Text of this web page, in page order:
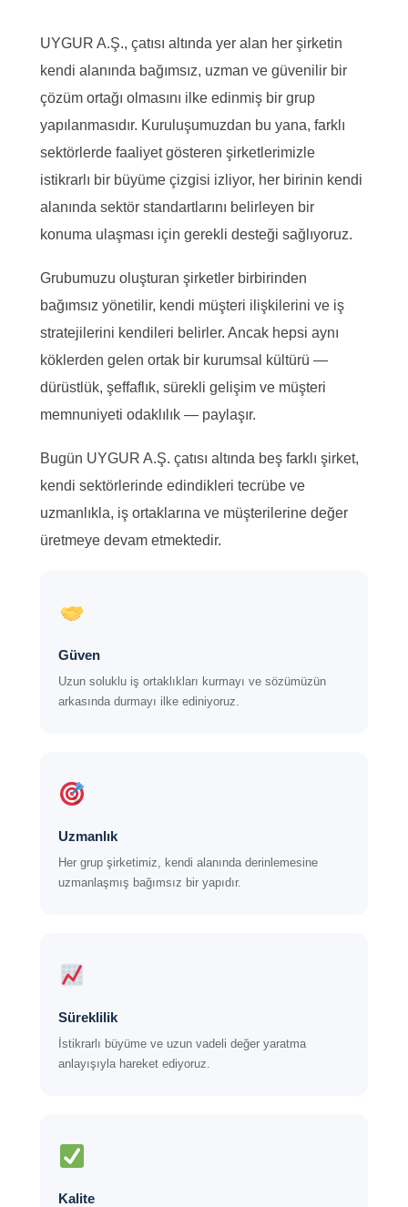
UYGUR A.Ş., çatısı altında yer alan her şirketin
kendi alanında bağımsız, uzman ve güvenilir bir
çözüm ortağı olmasını ilke edinmiş bir grup
yapılanmasıdır. Kuruluşumuzdan bu yana, farklı
sektörlerde faaliyet gösteren şirketlerimizle
istikrarlı bir büyüme çizgisi izliyor, her birinin kendi
alanında sektör standartlarını belirleyen bir
konuma ulaşması için gerekli desteği sağlıyoruz.
Grubumuzu oluşturan şirketler birbirinden
bağımsız yönetilir, kendi müşteri ilişkilerini ve iş
stratejilerini kendileri belirler. Ancak hepsi aynı
köklerden gelen ortak bir kurumsal kültürü —
dürüstlük, şeffaflık, sürekli gelişim ve müşteri
memnuniyeti odaklılık — paylaşır.
Bugün UYGUR A.Ş. çatısı altında beş farklı şirket,
kendi sektörlerinde edindikleri tecrübe ve
uzmanlıkla, iş ortaklarına ve müşterilerine değer
üretmeye devam etmektedir.
Güven
Uzun soluklu iş ortaklıkları kurmayı ve sözümüzün
arkasında durmayı ilke ediniyoruz.
Uzmanlık
Her grup şirketimiz, kendi alanında derinlemesine
uzmanlaşmış bağımsız bir yapıdır.
Süreklilik
İstikrarlı büyüme ve uzun vadeli değer yaratma
anlayışıyla hareket ediyoruz.
Kalite